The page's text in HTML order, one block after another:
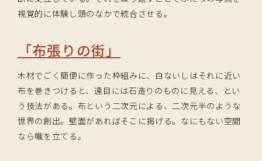
視覚的に体験し頭のなかで統合させる。
「布張りの街」
木材でごく簡便に作った枠組みに、白ないしはそれに近い
布を巻きつけると、遠目には石造りのものに見える、とい
う技法がある。布という二次元による、二次元半のような
世界の創出。壁面があればそこに掲げる。なにもない空間
なら幟を立てる。